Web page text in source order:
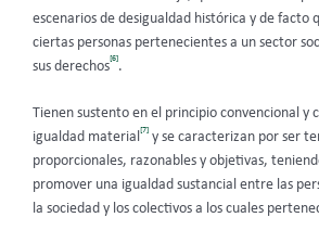
escenarios de desigualdad histórica y de facto
ciertas personas pertenecientes a un sector
sus derechos
[6]
.
Tienen sustento en el principio convencional y
igualdad material
[7]
y se caracterizan por ser
proporcionales, razonables y objetivas,
promover una igualdad sustancial entre las
la sociedad y los colectivos a los cuales